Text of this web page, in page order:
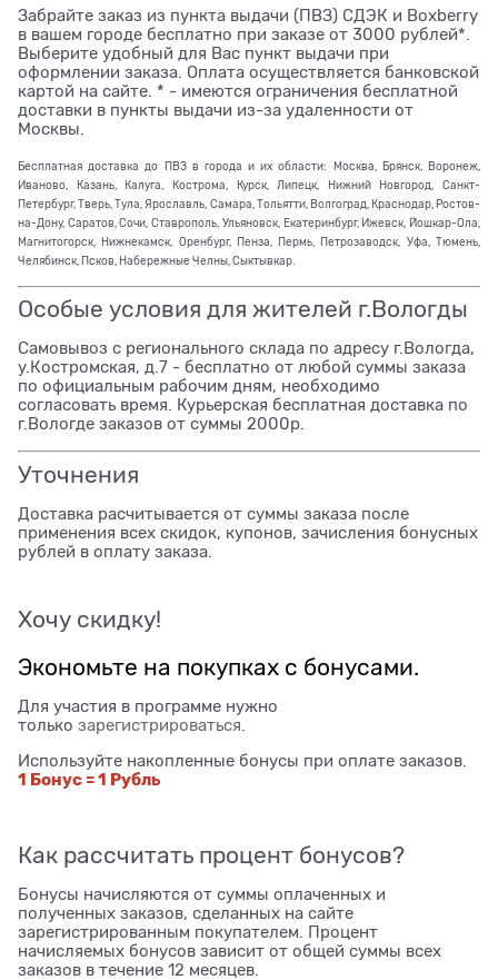
Забрайте заказ из пункта выдачи (ПВЗ) СДЭК и Boxberry
в вашем городе бесплатно при заказе от 3000 рублей*.
Выберите удобный для Вас пункт выдачи при
оформлении заказа. Оплата осуществляется банковской
картой на сайте. * - имеются ограничения бесплатной
доставки в пункты выдачи из-за удаленности от
Москвы.
Бесплатная доставка до ПВЗ в города и их области: Москва, Брянск, Воронеж,
Иваново, Казань, Калуга, Кострома, Курск, Липецк, Нижний Новгород, Санкт-
Петербург, Тверь, Тула, Ярославль, Самара, Тольятти, Волгоград, Краснодар, Ростов-
на-Дону, Саратов, Сочи, Ставрополь, Ульяновск, Екатеринбург, Ижевск, Йошкар-Ола,
Магнитогорск, Нижнекамск, Оренбург, Пенза, Пермь, Петрозаводск, Уфа, Тюмень,
Челябинск, Псков, Набережные Челны, Сыктывкар.
Особые условия для жителей г.Вологды
Самовывоз с регионального склада по адресу г.Вологда,
у.Костромская, д.7 - бесплатно от любой суммы заказа
по официальным рабочим дням, необходимо
согласовать время. Курьерская бесплатная доставка по
г.Вологде заказов от суммы 2000р.
Уточнения
Доставка расчитывается от суммы заказа после
применения всех скидок, купонов, зачисления бонусных
рублей в оплату заказа.
Хочу скидку!
Экономьте на покупках с бонусами.
Для участия в программе нужно
только зарегистрироваться
Используйте накопленные бонусы при оплате заказов.
1 Бонус = 1 Рубль
Как рассчитать процент бонусов?
Бонусы начисляются от суммы оплаченных и
полученных заказов, сделанных на сайте
зарегистрированным покупателем. Процент
начисляемых бонусов зависит от общей суммы всех
заказов в течение 12 месяцев.